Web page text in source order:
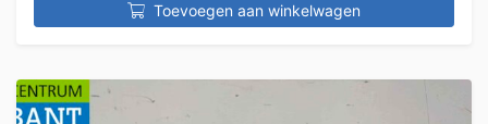
Toevoegen aan winkelwagen